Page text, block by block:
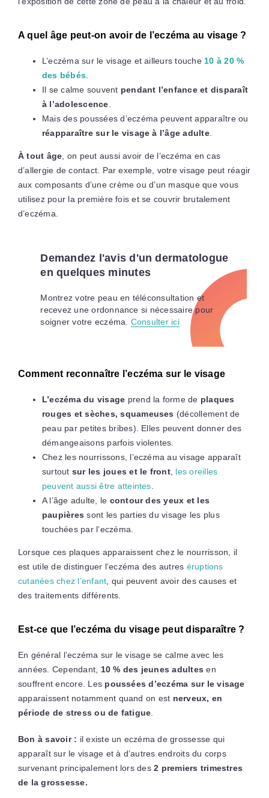
A quel âge peut-on avoir de l’eczéma au visage ?
L’eczéma sur le visage et ailleurs touche 10 à 20 %
des bébés
Il se calme souvent pendant l’enfance et disparaît
à l’adolescence
Mais des poussées d’eczéma peuvent apparaître ou
réapparaître sur le visage à l’âge adulte.
À tout âge , on peut aussi avoir de l’eczéma en cas
d’allergie de contact. Par exemple, votre visage peut réagir
aux composants d’une crème ou d’un masque que vous
utilisez pour la première fois et se couvrir brutalement
d’eczéma.
Demandez l'avis d'un dermatologue
en quelques minutes
Montrez votre peau en téléconsultation et
recevez une ordonnance si nécessaire pour
soigner votre eczéma. Consulter ici
Comment reconnaître l’eczéma sur le visage
L’eczéma du visage prend la forme de plaques
rouges et sèches, squameuses (décollement de
peau par petites bribes). Elles peuvent donner des
démangeaisons parfois violentes.
Chez les nourrissons, l’eczéma au visage apparaît
surtout sur les joues et le front, les oreilles
peuvent aussi être atteintes
A l’âge adulte, le contour des yeux et les
paupières sont les parties du visage les plus
touchées par l’eczéma.
Lorsque ces plaques apparaissent chez le nourrisson, il
est utile de distinguer l’eczéma des autres éruptions
cutanées chez l’enfant , qui peuvent avoir des causes et
des traitements différents.
Est-ce que l’eczéma du visage peut disparaître ?
En général l’eczéma sur le visage se calme avec les
années. Cependant, 10 % des jeunes adultes en
souffrent encore. Les poussées d’eczéma sur le visage
apparaissent notamment quand on est nerveux, en
période de stress ou de fatigue
Bon à savoir : il existe un eczéma de grossesse qui
apparaît sur le visage et à d’autres endroits du corps
survenant principalement lors des2 premiers trimestres
de la grossesse.